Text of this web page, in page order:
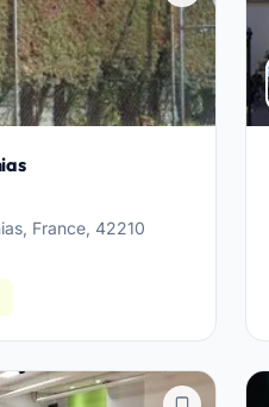
France, 42210